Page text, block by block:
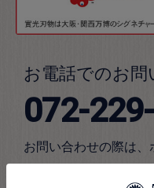
お電話でのお問
072-
お問い合わせの際は、
ださい。